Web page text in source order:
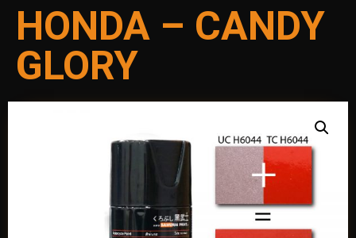
HONDA – CANDY
GLORY